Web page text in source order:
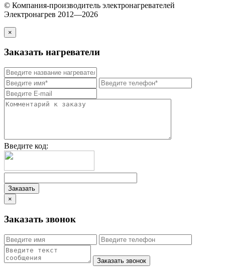
© Компания-производитель электронагревателей
Электронагрев 2012—2026
×
Заказать нагреватели
Введите код:
×
Заказать звонок